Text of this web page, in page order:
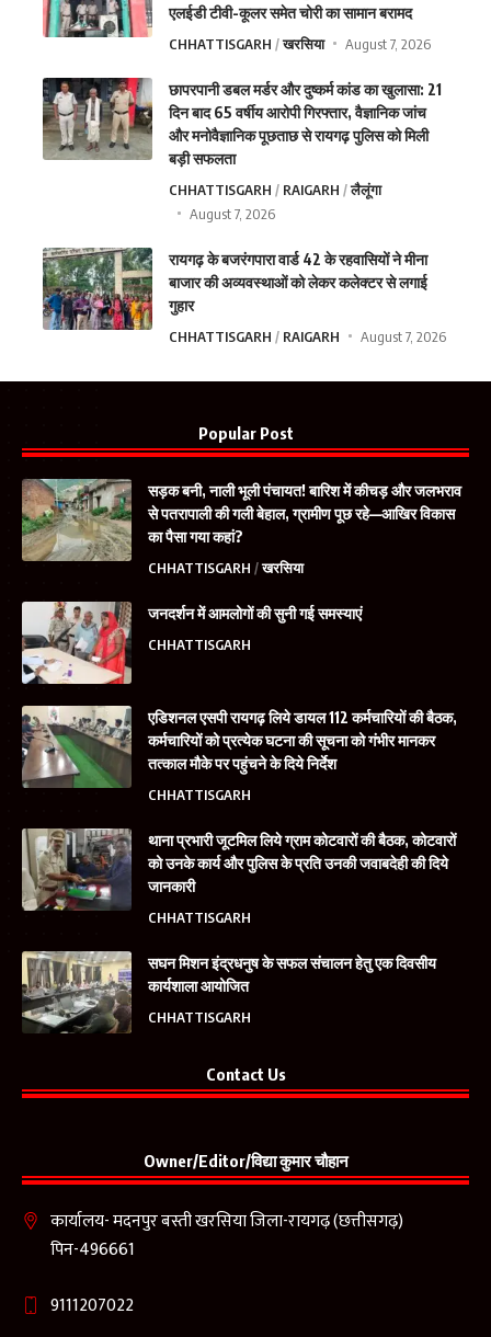
एलईडी टीवी-कूलर समेत चोरी का सामान बरामद
CHHATTISGARH खरसिया August 7, 2026
छापरपानी डबल मर्डर और दुष्कर्म कांड का खुलासा: 21
दिन बाद 65 वर्षीय आरोपी गिरफ्तार, वैज्ञानिक जांच
और मनोवैज्ञानिक पूछताछ से रायगढ़ पुलिस को मिली
बड़ी सफलता
CHHATTISGARH RAIGARH
लैलूंगा
August 7, 2026
रायगढ़ के बजरंगपारा वार्ड 42 के रहवासियों ने मीना
बाजार की अव्यवस्थाओं को लेकर कलेक्टर से लगाई
गुहार
CHHATTISGARH RAIGARH August 7, 2026
Popular Post
सड़क बनी, नाली भूली पंचायत! बारिश में कीचड़ और जलभराव
से पतरापाली की गली बेहाल, ग्रामीण पूछ रहे—आखिर विकास
का पैसा गया कहां?
CHHATTISGARH खरसिया
जनदर्शन में आमलोगों की सुनी गई समस्याएं
CHHATTISGARH
एडिशनल एसपी रायगढ़ लिये डायल 112 कर्मचारियों की बैठक,
कर्मचारियों को प्रत्येक घटना की सूचना को गंभीर मानकर
तत्काल मौके पर पहुंचने के दिये निर्देश
CHHATTISGARH
थाना प्रभारी जूटमिल लिये ग्राम कोटवारों की बैठक, कोटवारों
को उनके कार्य और पुलिस के प्रति उनकी जवाबदेही की दिये
जानकारी
CHHATTISGARH
सघन मिशन इंद्रधनुष के सफल संचालन हेतु एक दिवसीय
कार्यशाला आयोजित
CHHATTISGARH
Contact Us
Owner/Editor/विद्या कुमार चौहान
कार्यालय- मदनपुर बस्ती खरसिया जिला-रायगढ़ (छत्तीसगढ़)
पिन-496661
9111207022